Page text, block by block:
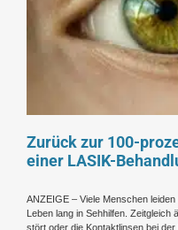
Zurück zur 100-
einer LASIK-
ANZEIGE – Viele Menschen
Leben lang in Sehhilfen. Zeitgleich
stört oder die Kontaktlinsen bei